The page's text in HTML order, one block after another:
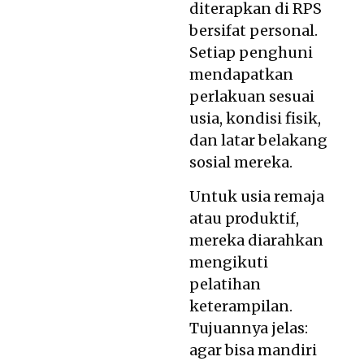
diterapkan di RPS
bersifat personal.
Setiap penghuni
mendapatkan
perlakuan sesuai
usia, kondisi fisik,
dan latar belakang
sosial mereka.
Untuk usia remaja
atau produktif,
mereka diarahkan
mengikuti
pelatihan
keterampilan.
Tujuannya jelas:
agar bisa mandiri